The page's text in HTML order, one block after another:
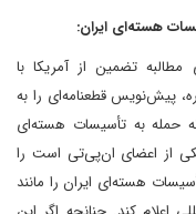
تضمین از آمریکا با
پیش‌نویس قطعنامه‌ای را به
حمله به تأسیسات هسته‌ای
از اعضای ان‌پی‌تی است را
هسته‌ای ایران را مانند